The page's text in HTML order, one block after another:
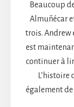
Beaucoup
Almuñécar
trois. Andrew
est
continuer à
L’histoire
également